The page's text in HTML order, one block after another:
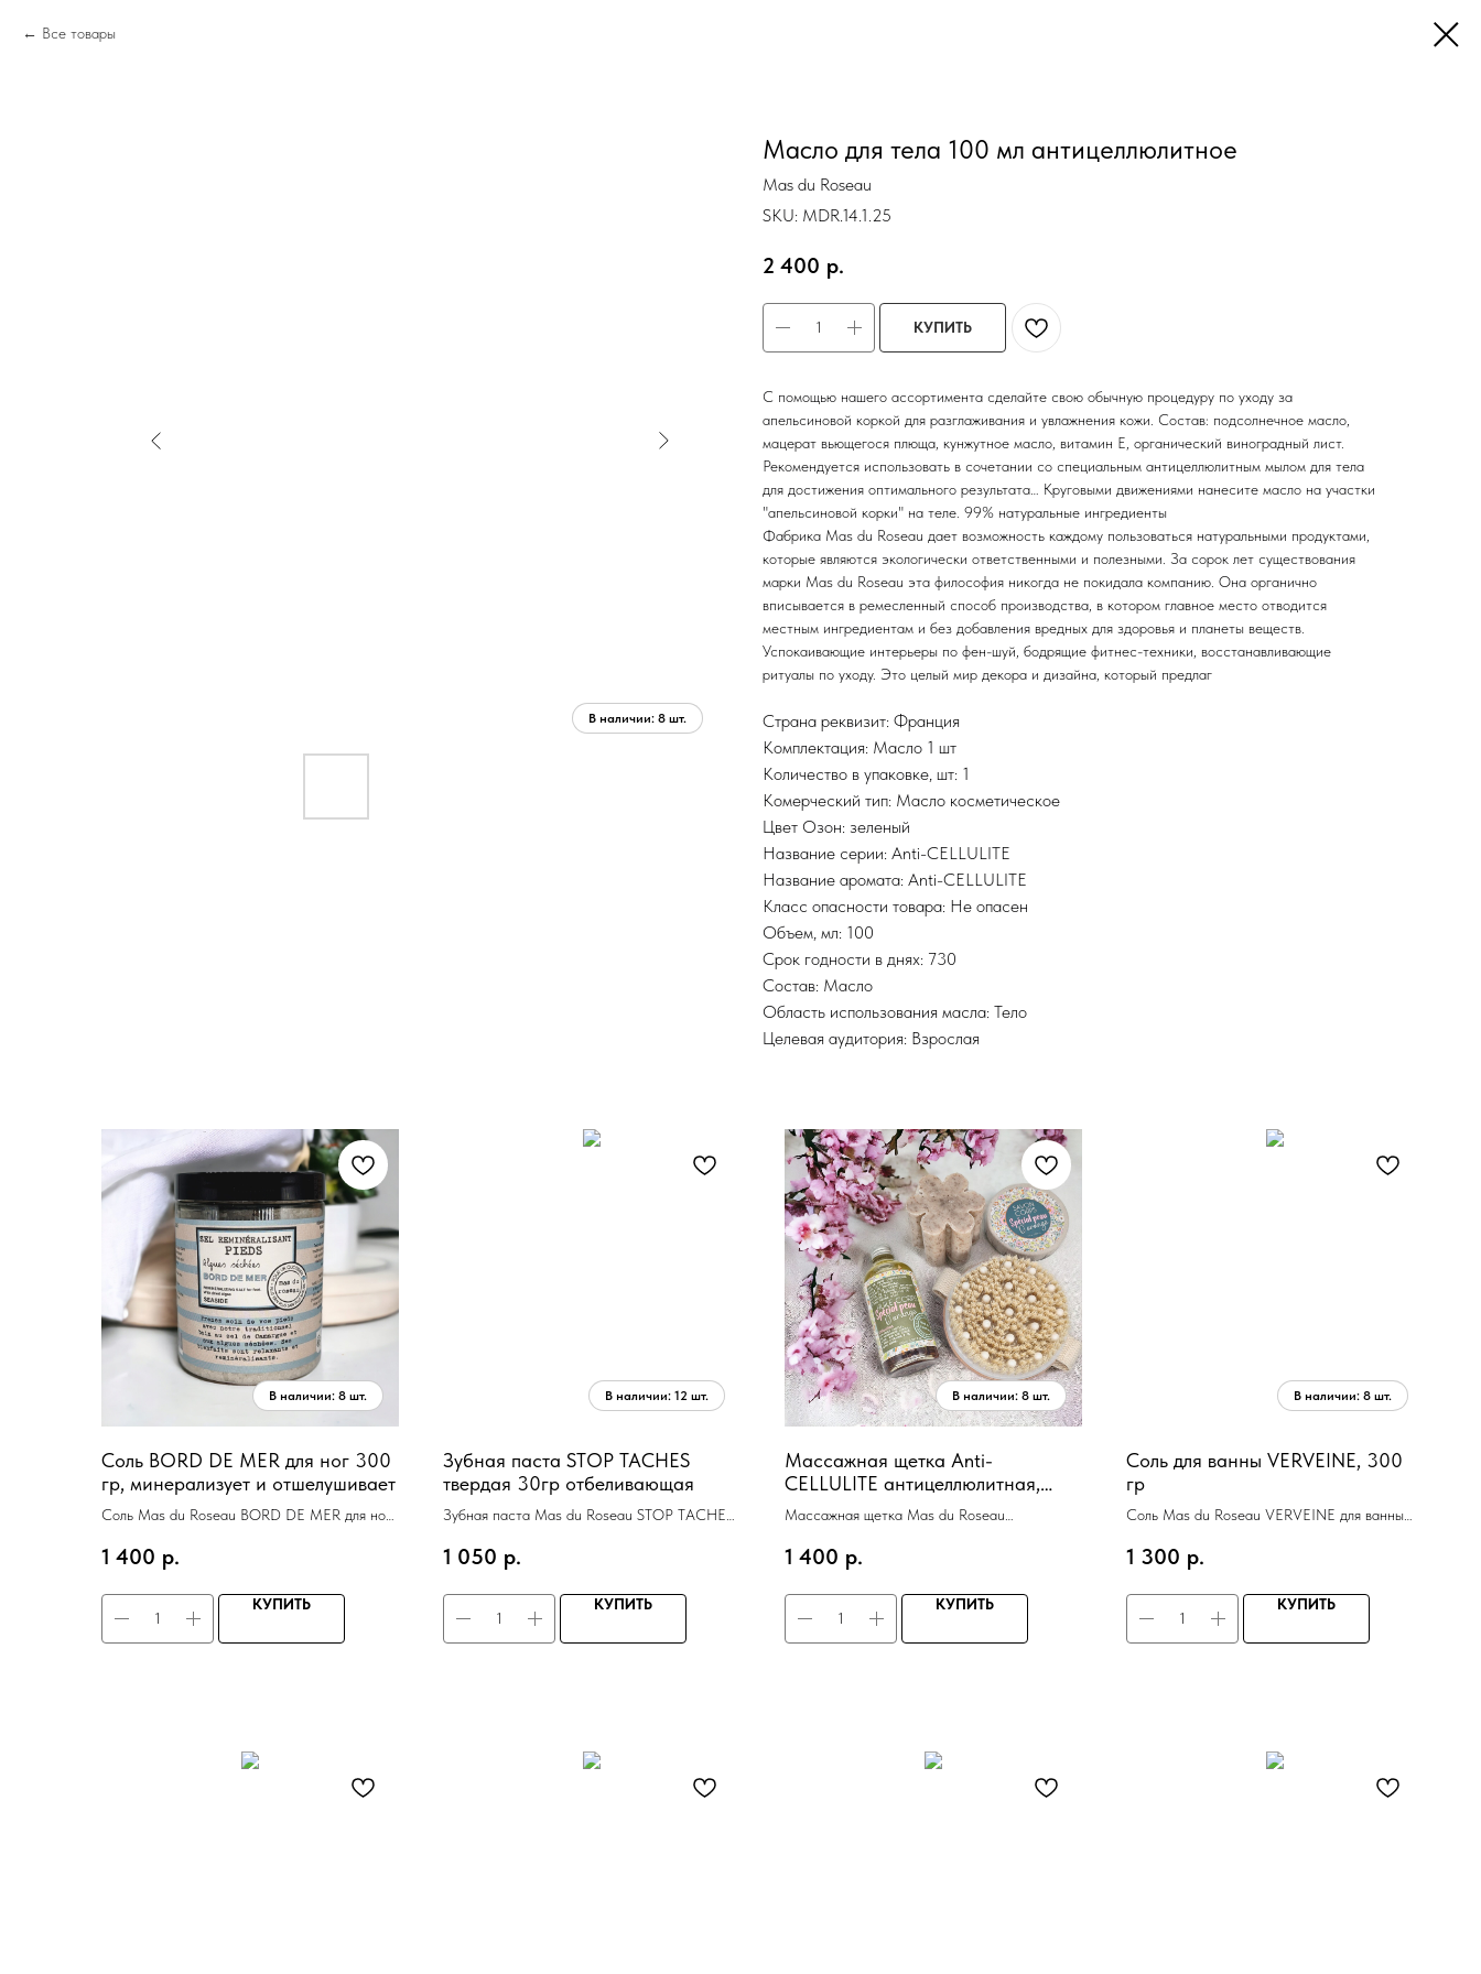
Все товары
Масло для тела 100 мл антицеллюлитное
Mas du Roseau
SKU: MDR.14.1.25
2 400 р.
КУПИТЬ
С помощью нашего ассортимента сделайте свою обычную процедуру по уходу за
апельсиновой коркой для разглаживания и увлажнения кожи. Состав: подсолнечное масло,
мацерат вьющегося плюща, кунжутное масло, витамин Е, органический виноградный лист.
Рекомендуется использовать в сочетании со специальным антицеллюлитным мылом для тела
для достижения оптимального результата… Круговыми движениями нанесите масло на участки
"апельсиновой корки" на теле. 99% натуральные ингредиенты
Фабрика Mas du Roseau дает возможность каждому пользоваться натуральными продуктами,
которые являются экологически ответственными и полезными. За сорок лет существования
марки Mas du Roseau эта философия никогда не покидала компанию. Она органично
вписывается в ремесленный способ производства, в котором главное место отводится
местным ингредиентам и без добавления вредных для здоровья и планеты веществ.
Успокаивающие интерьеры по фен-шуй, бодрящие фитнес-техники, восстанавливающие
ритуалы по уходу. Это целый мир декора и дизайна, который предлаг
Страна реквизит: Франция
Комплектация: Масло 1 шт
Количество в упаковке, шт: 1
Комерческий тип: Масло косметическое
Цвет Озон: зеленый
Название серии: Anti-CELLULITE
Название аромата: Anti-CELLULITE
Класс опасности товара: Не опасен
Объем, мл: 100
Срок годности в днях: 730
Состав: Масло
Область использования масла: Тело
Целевая аудитория: Взрослая
Соль BORD DE MER для ног 300
гр, минерализует и отшелушивает
Соль Mas du Roseau BORD DE MER для ног
1 400 р.
КУПИТЬ
Зубная паста STOP TACHES
твердая 30гр отбеливающая
Зубная паста Mas du Roseau STOP TACHES
1 050 р.
КУПИТЬ
Массажная щетка Anti-
CELLULITE антицеллюлитная,
дерево, щетина синтетика
Массажная щетка Mas du Roseau
1 400 р.
КУПИТЬ
Соль для ванны VERVEINE, 300
гр
Соль Mas du Roseau VERVEINE для ванны
1 300 р.
КУПИТЬ